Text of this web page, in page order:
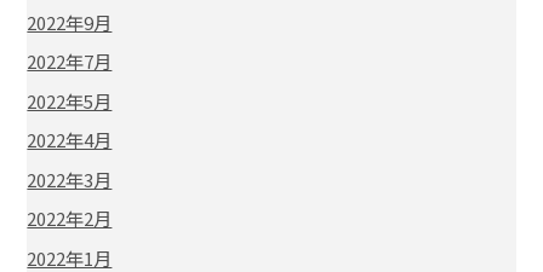
2022年9月
2022年7月
2022年5月
2022年4月
2022年3月
2022年2月
2022年1月